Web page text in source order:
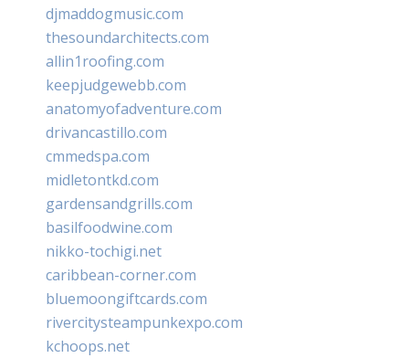
djmaddogmusic.com
thesoundarchitects.com
allin1roofing.com
keepjudgewebb.com
anatomyofadventure.com
drivancastillo.com
cmmedspa.com
midletontkd.com
gardensandgrills.com
basilfoodwine.com
nikko-tochigi.net
caribbean-corner.com
bluemoongiftcards.com
rivercitysteampunkexpo.com
kchoops.net